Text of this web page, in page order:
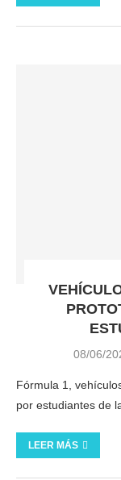
08/06/
Fórmula 1,
por estudiantes de
LEER MÁS